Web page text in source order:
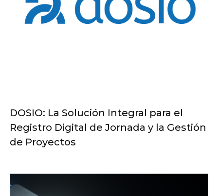
DOSIO: La Solución Integral para el
Registro Digital de Jornada y la Gestión
de Proyectos